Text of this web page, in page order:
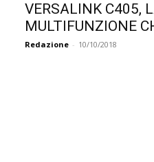
VERSALINK C405,
MULTIFUNZIONE
Redazione - 10/10/2018